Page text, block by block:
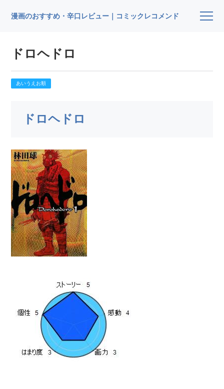
漫画のおすすめ・辛口レビュー｜コミックレコメンド
ドロヘドロ
あいうえお順
ドロヘドロ